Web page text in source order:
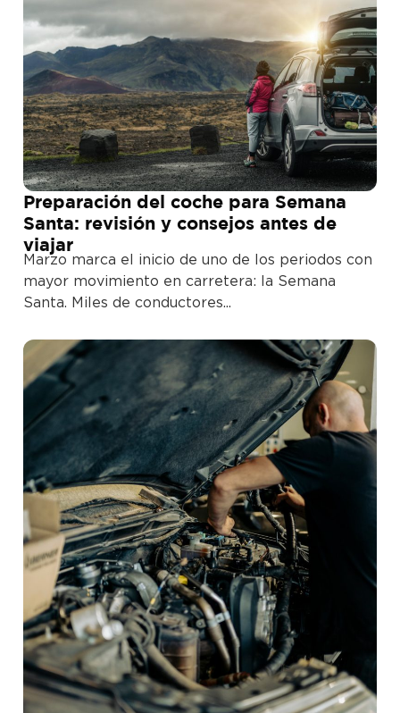
Preparación del coche para Semana
Santa: revisión y consejos antes de
viajar
Marzo marca el inicio de uno de los periodos con
mayor movimiento en carretera: la Semana
Santa. Miles de conductores...